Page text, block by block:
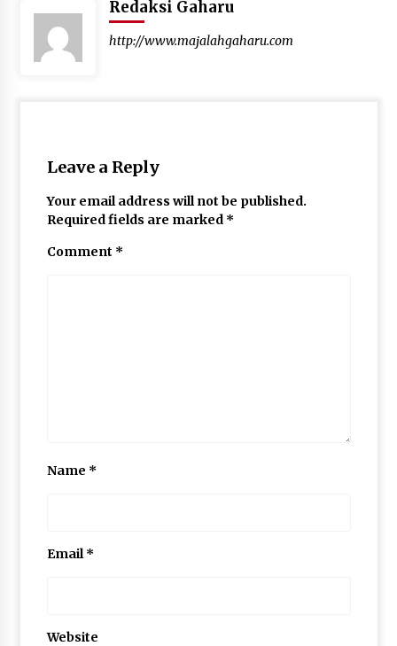
Redaksi Gaharu
http://www.majalahgaharu.com
Leave a Reply
Your email address will not be published.
Required fields are marked *
Comment *
Name *
Email*
Website